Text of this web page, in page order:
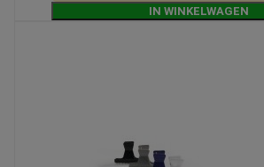
IN WINKELWAGEN